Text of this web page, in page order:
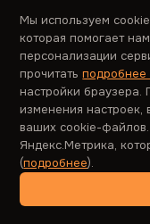
используют
контента; не
инструментов;
(Mid-fidelity
:
Мы используем
которая помогает
персонализации
прочитать
настройки браузера.
изменения настроек,
ваших cookie-
Яндекс.Метрика,
(подробнее).